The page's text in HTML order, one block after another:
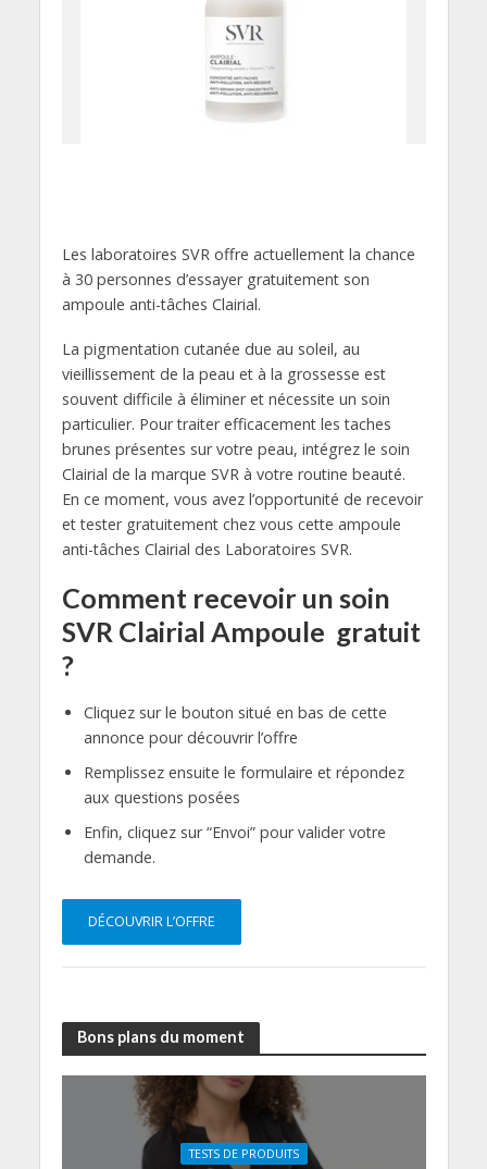
Les laboratoires SVR offre actuellement la chance
à 30 personnes d’essayer gratuitement son
ampoule anti-tâches Clairial.
La pigmentation cutanée due au soleil, au
vieillissement de la peau et à la grossesse est
souvent difficile à éliminer et nécessite un soin
particulier. Pour traiter efficacement les taches
brunes présentes sur votre peau, intégrez le soin
Clairial de la marque SVR à votre routine beauté.
En ce moment, vous avez l’opportunité de recevoir
et tester gratuitement chez vous cette ampoule
anti-tâches Clairial des Laboratoires SVR.
Comment recevoir un soin
SVR Clairial Ampoule gratuit
?
Cliquez sur le bouton situé en bas de cette
annonce pour découvrir l’offre
Remplissez ensuite le formulaire et répondez
aux questions posées
Enfin, cliquez sur “Envoi” pour valider votre
demande.
DÉCOUVRIR L’OFFRE
Bons plans du moment
TESTS DE PRODUITS